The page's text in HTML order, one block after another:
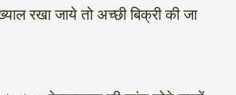
रखा जाये तो अच्छी बिक्री की जा